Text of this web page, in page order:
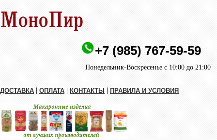
+7 (985) 767-59-59
Понедельник-Воскресенье с 10:00 до 21:00
ДОСТАВКА | ОПЛАТА | КОНТАКТЫ | ПРАВИЛА И УСЛОВИЯ